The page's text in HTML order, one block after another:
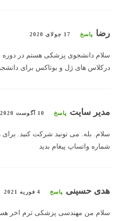
رضا پاسخ 17 جولای 2020
سلام دانشجوی پزشکی هستم در دوره
درکلاس های ژل و بوتاکس برای
مدیر سایت پاسخ 10 آگوست 2020
سلام. بله. می تونید شرکت کنید.
شماره واتساپ پیغام بدید
هدی حسینی پاسخ 4 فوریه 2021
سلام من مهندسی پزشکی ترم اخر